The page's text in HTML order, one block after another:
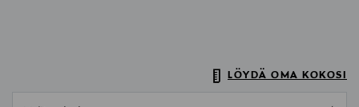
LÖYDÄ OMA KOKOSI